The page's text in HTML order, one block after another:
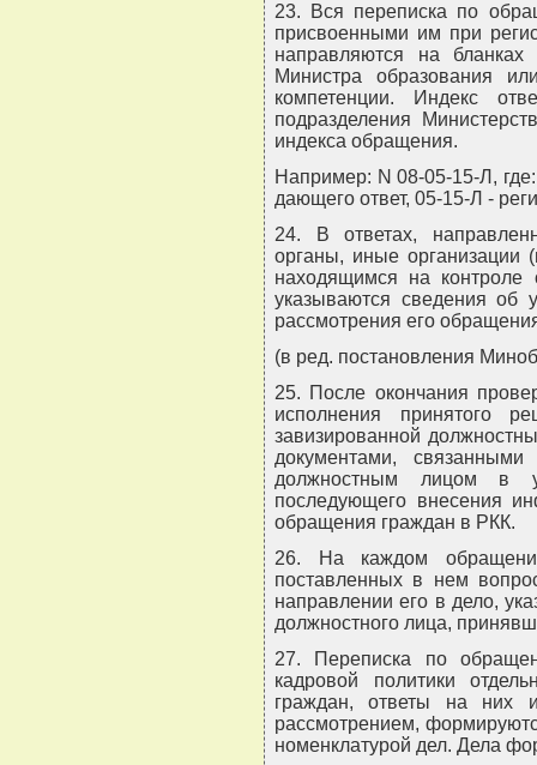
23. Вся переписка по
присвоенными им при
направляются на бланках
Министра образования
компетенции. Индекс
подразделения
индекса обращения.
Например: N 08-05-15-Л,
дающего ответ, 05-15-Л -
24. В ответах,
органы, иные
находящимся на
указываются сведения об
рассмотрения его
(в ред. постановления
25. После окончания
исполнения принятого
завизированной
документами,
должностным лицом в
последующего внесения
обращения граждан в РКК.
26. На каждом
поставленных в нем
направлении его в дело,
должностного лица,
27. Переписка по
кадровой политики
граждан, ответы на них
рассмотрением,
номенклатурой дел. Дела